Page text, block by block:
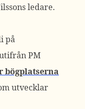
ledare.
på
PM
bögplatserna
utvecklar